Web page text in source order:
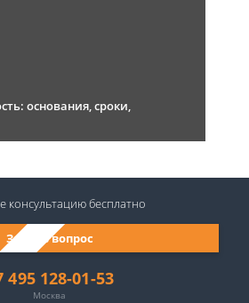
основания, сроки,
495 128-01-53
Москва
Задать вопрос
консультациюбесплатно